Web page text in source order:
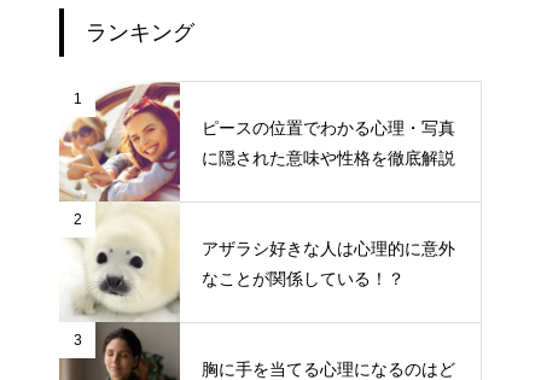
ランキング
1
ピースの位置でわかる心理・写真
に隠された意味や性格を徹底解説
2
アザラシ好きな人は心理的に意外
なことが関係している！？
3
胸に手を当てる心理になるのはど